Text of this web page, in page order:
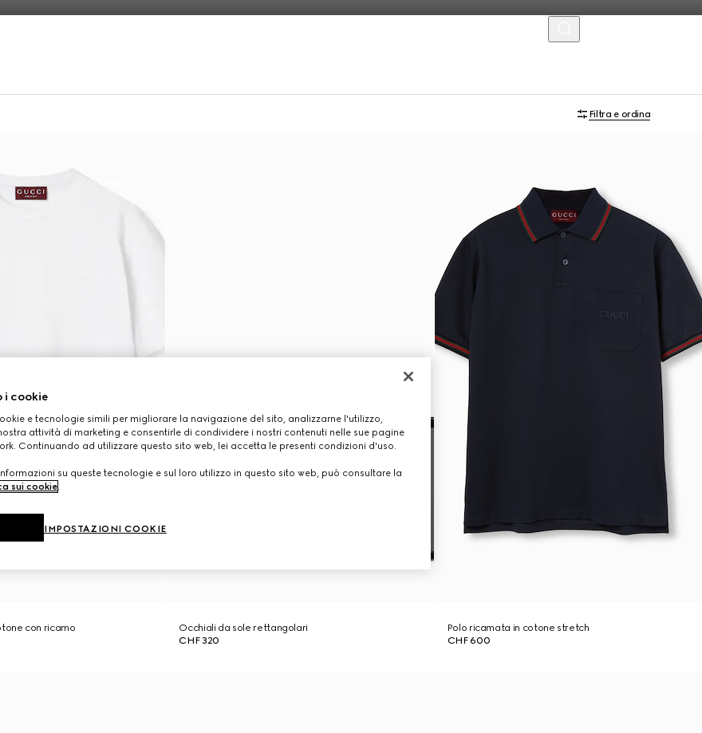
Filtra e ordina
con ricamo
Occhiali da sole rettangolari
CHF 320
Polo ricamata in cotone stretch
CHF 600
i cookie
e tecnologie simili per migliorare la navigazione del sito, analizzarne l'utilizzo,
attività di marketing e consentirle di condividere i nostri contenuti nelle sue pagine
Continuando ad utilizzare questo sito web, lei accetta le presenti condizioni d'uso.
su queste tecnologie e sul loro utilizzo in questo sito web, può consultare la
sui cookie.
IMPOSTAZIONI COOKIE